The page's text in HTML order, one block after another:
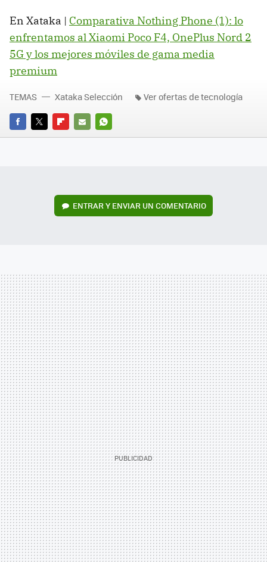
En Xataka | Comparativa Nothing Phone (1): lo
enfrentamos al Xiaomi Poco F4, OnePlus Nord 2
5G y los mejores móviles de gama media
premium
FACEBOOK
TWITTERFLIPBOARD
E-
WHATSAPP
TEMAS Xataka Selección Ver ofertas de tecnología
ENTRAR Y ENVIAR UN COMENTARIO